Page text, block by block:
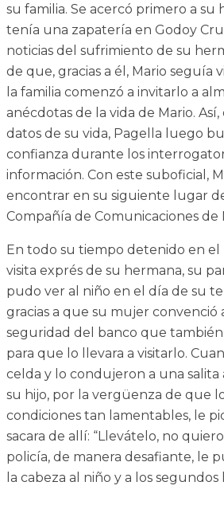
su familia. Se acercó primero a su
tenía una zapatería en Godoy
noticias del sufrimiento de su
de que, gracias a él, Mario seguía
la familia comenzó a invitarlo a
anécdotas de la vida de Mario.
datos de su vida, Pagella luego
confianza durante los
información. Con este suboficial,
encontrar en su siguiente lugar
Compañía de Comunicaciones de
En todo su tiempo detenido en el
visita exprés de su hermana, su
pudo ver al niño en el día de su
gracias a que su mujer convenció
seguridad del banco que
para que lo llevara a visitarlo.
celda y lo condujeron a una salita
su hijo, por la vergüenza de que
condiciones tan lamentables, le
sacara de allí: “Llevátelo, no quiero
policía, de manera desafiante, le
la cabeza al niño y a los segundos